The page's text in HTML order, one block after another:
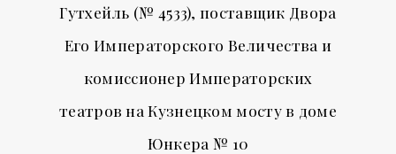
Гутхейль (№ 4533), поставщик Двора
Его Императорского Величества и
комиссионер Императорских
театров на Кузнецком мосту в доме
Юнкера № 10